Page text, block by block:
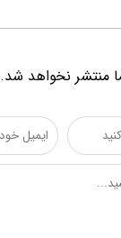
منتشر نخواهد شد.